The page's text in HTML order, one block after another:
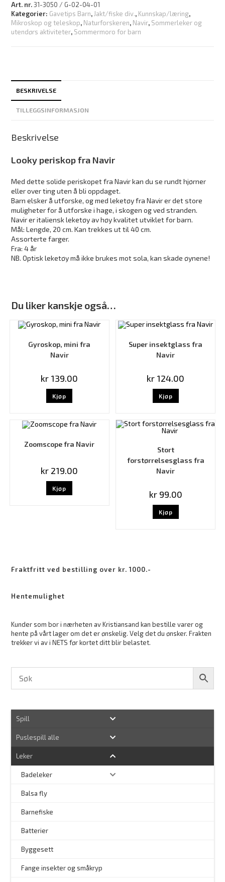
Art. nr.31-3050 / G-02-04-01
Kategorier: Gavetips Barn, Jakt/fiske div., Kunnskap/læring,
Mikroskop og teleskop, Naturforskeren, Navir, Sommerleker og
utendørs aktiviteter, Sommermoro for barn
BESKRIVELSE
TILLEGGSINFORMASJON
Beskrivelse
Looky periskop fra Navir
Med dette solide periskopet fra Navir kan du se rundt hjørner
eller over ting uten å bli oppdaget.
Barn elsker å utforske, og med leketøy fra Navir er det store
muligheter for å utforske i hage, i skogen og ved stranden.
Navir er italiensk leketøy av høy kvalitet utviklet for barn.
Mål: Lengde, 20 cm. Kan trekkes ut til 40 cm.
Assorterte farger.
Fra: 4 år
NB. Optisk leketøy må ikke brukes mot sola, kan skade øynene!
Du liker kanskje også…
Gyroskop, mini fra
Navir
kr 139.00
Kjøp
Super insektglass fra
Navir
kr 124.00
Kjøp
Zoomscope fra Navir
kr 219.00
Kjøp
Stort
forstørrelsesglass fra
Navir
kr99.00
Kjøp
Fraktfritt ved bestilling over kr. 1000.-
Hentemulighet
Kunder som bor i nærheten av Kristiansand kan bestille varer og
hente på vårt lager om det er ønskelig. Velg det du ønsker. Frakten
trekker vi av i NETS før kortet ditt blir belastet.
Spill
Puslespill alle
Leker
Badeleker
Balsa fly
Barnefiske
Batterier
Byggesett
Fange insekter og småkryp